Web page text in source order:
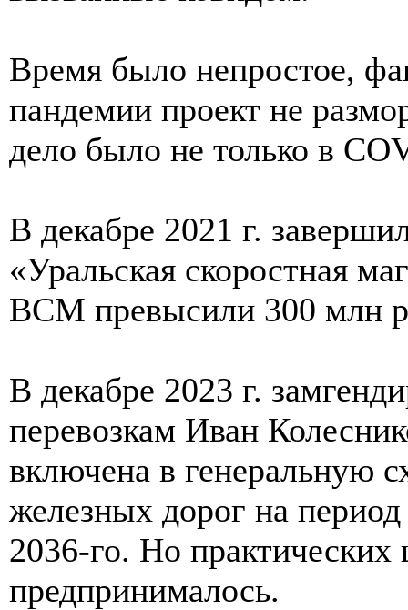
Время было непростое,
пандемии проект не
дело было не только в
В декабре 2021 г.
«Уральская скоростная
ВСМ превысили 300 млн
В декабре 2023 г.
перевозкам Иван
включена в генеральную
железных дорог на
2036-го. Но практических
предпринималось.